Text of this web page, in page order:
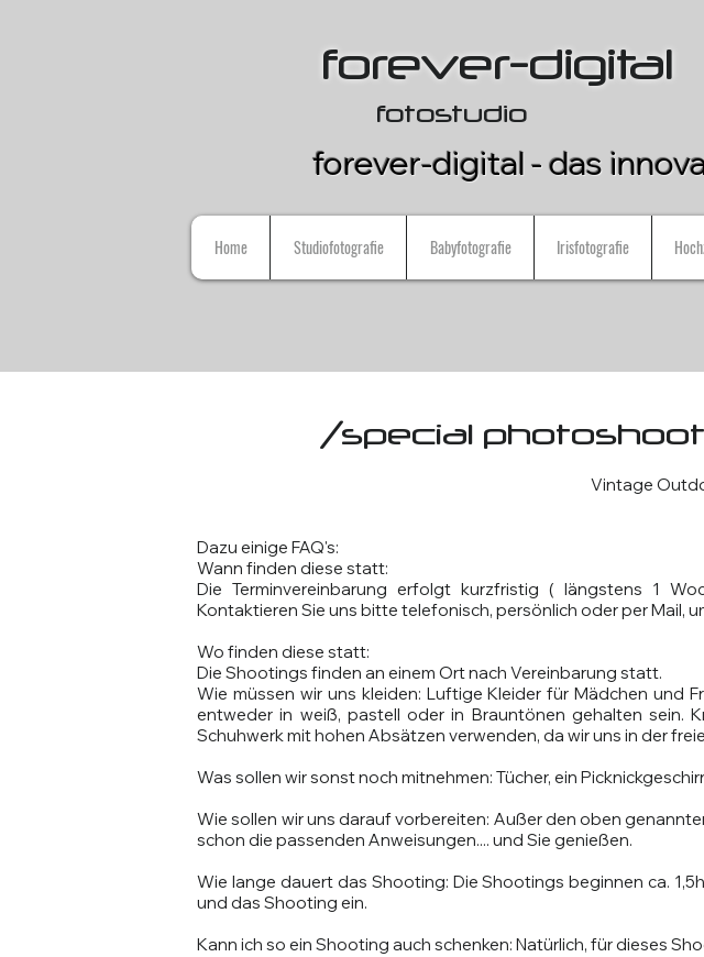
forever-digital
fotostudio
forever-digital - das
Home Studiofotografie Babyfotografie Irisfotografie
/special
Vintage
Dazu einige FAQ's:
Wann finden diese statt:
Die Terminvereinbarung erfolgt kurzfristig ( längstens 1
Kontaktieren Sie uns bitte telefonisch, persönlich oder per Mail,
Wo finden diese statt:
Die Shootings finden an einem Ort nach Vereinbarung statt.
Wie müssen wir uns kleiden: Luftige Kleider für Mädchen und
entweder in weiß, pastell oder in Brauntönen gehalten sein.
Schuhwerk mit hohen Absätzen verwenden, da wir uns in der
Was sollen wir sonst noch mitnehmen: Tücher, ein
Wie sollen wir uns darauf vorbereiten: Außer den oben
schon die passenden Anweisungen.... und Sie genießen.
Wie lange dauert das Shooting: Die Shootings beginnen ca.
und das Shooting ein.
Kann ich so ein Shooting auch schenken: Natürlich, für dieses